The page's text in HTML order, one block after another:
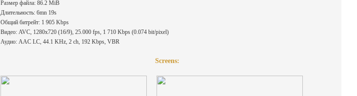
Размер файла: 86.2 MiB
Длительность: 6mn 19s
Общий битрейт: 1 905 Kbps
Видео: AVC, 1280x720 (16/9), 25.000 fps, 1 710 Kbps (0.074 bit/pixel)
Аудио: AAC LC, 44.1 KHz, 2 ch, 192 Kbps, VBR
Screens: